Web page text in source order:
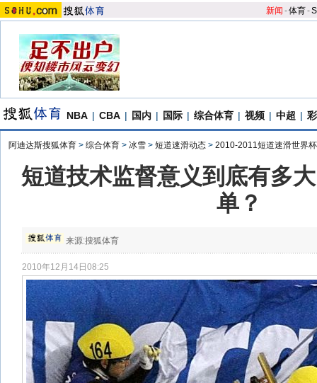
新闻 -体育-S
NBA | CBA | 国内 | 国际 | 综合体育 | 视频 | 中超 |
阿迪达斯搜狐体育 > 综合体育 > 冰雪 > 短道速滑动态 > 2010-2011短道速滑世界杯
短道技术监督意义到底有多
单？
来源:搜狐体育
2010年12月14日08:25